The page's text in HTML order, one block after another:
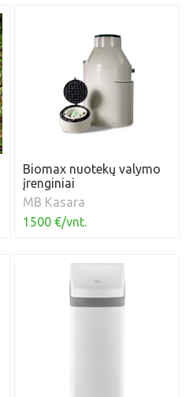
Biomax nuotekų valymo
įrenginiai
MB Kasara
1500 €/vnt.